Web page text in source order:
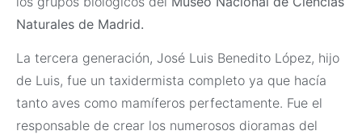
Naturales de Madrid.
La tercera generación, José Luis Benedito López, hijo
de Luis, fue un taxidermista completo ya que hacía
tanto aves como mamíferos perfectamente. Fue el
responsable de crear los numerosos dioramas del